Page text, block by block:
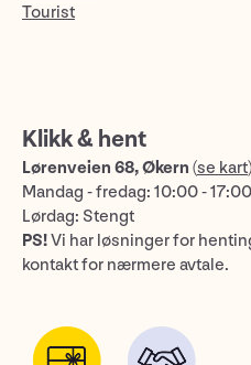
Tourist
Klikk & hent
Lørenveien 68, Økern (se kart)
Mandag - fredag: 10:00 - 17:00
Lørdag: Stengt
PS!Vi har løsninger for
kontakt for nærmere avtale.